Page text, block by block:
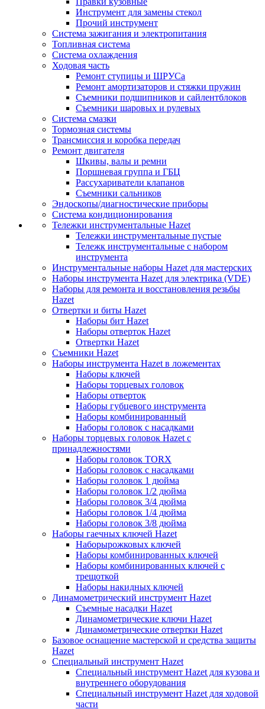
Инструмент для замены стекол
Прочий инструмент
Система зажигания и электропитания
Топливная система
Система охлаждения
Ходовая часть
Ремонт ступицы и ШРУСа
Ремонт амортизаторов и стяжки пружин
Съемники подшипников и сайлентблоков
Съемники шаровых и рулевых
Система смазки
Тормозная системы
Трансмиссия и коробка передач
Ремонт двигателя
Шкивы, валы и ремни
Поршневая группа и ГБЦ
Рассухариватели клапанов
Съемники сальников
Эндоскопы/диагностические приборы
Система кондиционирования
Тележки инструментальные Hazet
Тележки инструментальные пустые
Тележк инструментальные с набором
инструмента
Инструментальные наборы Hazet для мастерских
Наборы инструмента Hazet для электрика (VDE)
Наборы для ремонта и восстановления резьбы
Hazet
Отвертки и биты Hazet
Наборы бит Hazet
Наборы отверток Hazet
Отвертки Hazet
Съемники Hazet
Наборы инструмента Hazet в ложементах
Наборы ключей
Наборы торцевых головок
Наборы отверток
Наборы губцевого инструмента
Наборы комбинированный
Наборы головок с насадками
Наборы торцевых головок Hazet с
принадлежностями
Наборы головок TORX
Наборы головок с насадками
Наборы головок 1 дюйма
Наборы головок 1/2 дюйма
Наборы головок 3/4 дюйма
Наборы головок 1/4 дюйма
Наборы головок 3/8 дюйма
Наборы гаечных ключей Hazet
Наборырожковых ключей
Наборы комбинированных ключей
Наборы комбинированных ключей с
трещоткой
Наборы накидных ключей
Динамометрический инструмент Hazet
Съемные насадки Hazet
Динамометрические ключи Hazet
Динамометрические отвертки Hazet
Базовое оснащение мастерской и средства защиты
Hazet
Специальный инструмент Hazet
Специальный инструмент Hazet для кузова и
внутреннего оборудования
Специальный инструмент Hazet для ходовой
части